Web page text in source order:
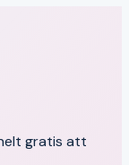
gratis att